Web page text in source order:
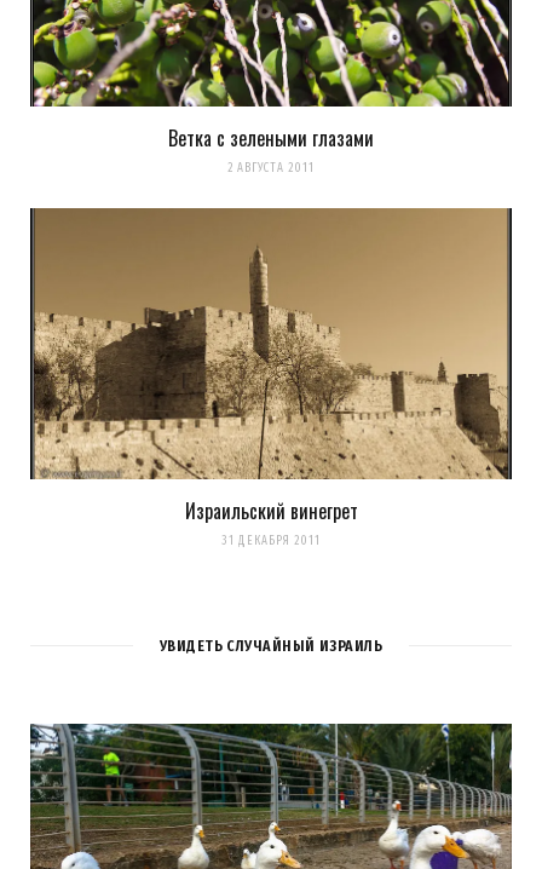
Ветка с зелеными глазами
2 АВГУСТА 2011
Израильский винегрет
31 ДЕКАБРЯ 2011
УВИДЕТЬ СЛУЧАЙНЫЙ ИЗРАИЛЬ